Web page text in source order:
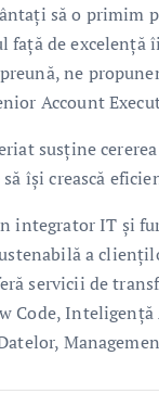
să o primim
față de
ne
Account
susține
își crească
integrator IT și
a
servicii de
Code,